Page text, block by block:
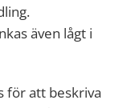
även lågt i
för att beskriva